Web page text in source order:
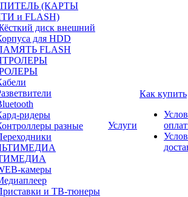
(КАРТЫ
и FLASH)
диск внешний
для HDD
FLASH
ридеры
разные
камеры
и ТВ-тюнеры
Услуги
Как купить